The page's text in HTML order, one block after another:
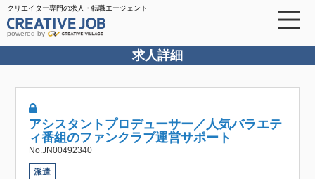
クリエイター専門の求人・転職エージェント
powered by
求人詳細
アシスタントプロデューサー／人気バラエテ
ィ番組のファンクラブ運営サポート
No.JN00492340
派遣